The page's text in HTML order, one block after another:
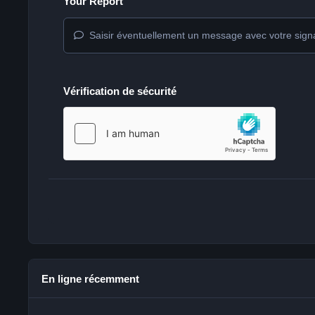
Saisir éventuellement un message avec votre
Vérification de sécurité
En ligne récemment